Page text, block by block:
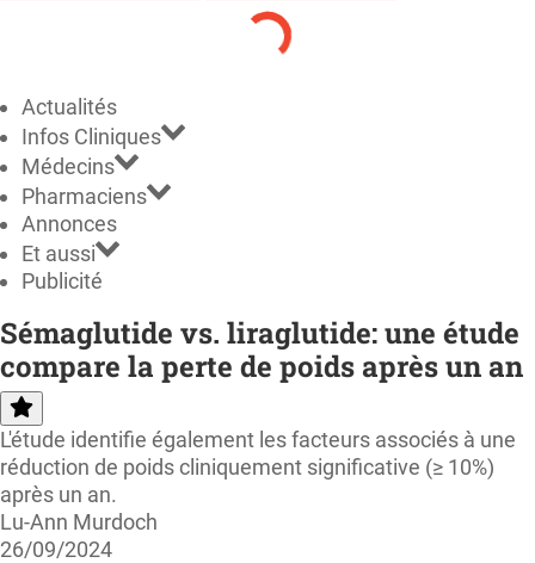
Actualités
Infos Cliniques
Médecins
Pharmaciens
Annonces
Et aussi
Publicité
Sémaglutide vs. liraglutide: une étude
compare la perte de poids après un an
L'étude identifie également les facteurs associés à une
réduction de poids cliniquement significative (≥ 10%)
après un an.
Lu-Ann Murdoch
26/09/2024